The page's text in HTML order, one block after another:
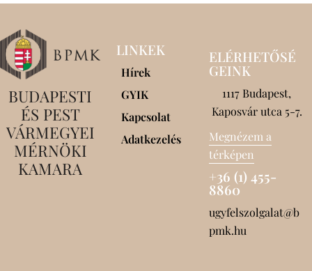
BUDAPESTI
ÉS PEST
VÁRMEGYEI
MÉRNÖKI
KAMARA
LINKEK
Hírek
GYIK
Kapcsolat
Adatkezelés
ELÉRHETŐSÉ
GEINK
1117 Budapest,
Kaposvár utca 5-7.
Megnézem a
térképen
+36 (1) 455-
8860
ugyfelszolgalat@b
pmk.hu